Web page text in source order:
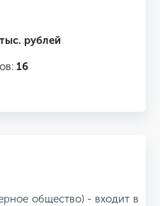
рублей
16
общество) - входит в